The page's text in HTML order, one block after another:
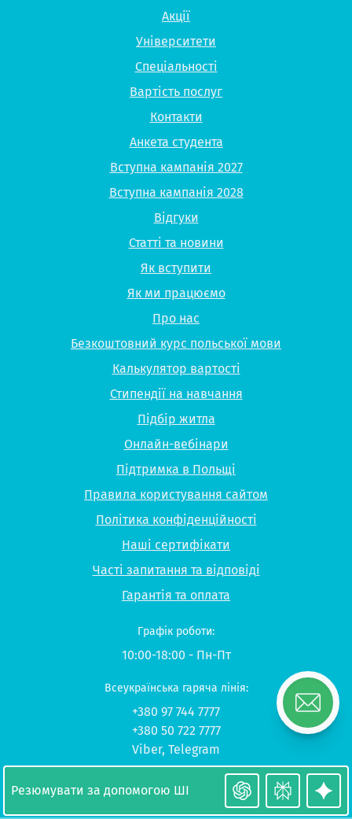
Акції
Університети
Спеціальності
Вартість послуг
Контакти
Анкета студента
Вступна кампанія 2027
Вступна кампанія 2028
Відгуки
Статті та новини
Як вступити
Як ми працюємо
Про нас
Безкоштовний курс польської мови
Калькулятор вартості
Стипендії на навчання
Підбір житла
Онлайн-вебінари
Підтримка в Польщі
Правила користування сайтом
Політика конфіденційності
Наші сертифікати
Часті запитання та відповіді
Гарантія та оплата
© 2026 UP-STUDY «Навчання в Польщі»
Графік роботи:
10:00-18:00 - Пн-Пт
Всеукраїнська гаряча лінія:
+380 97 744 7777
+380 50 722 7777
Viber, Telegram
Резюмувати за допомогою ШІ